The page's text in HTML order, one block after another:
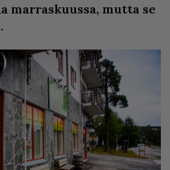
marraskuussa, mutta se